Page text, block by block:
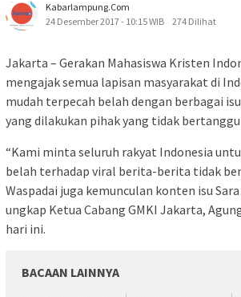
Kabarlampung.com
24 Desember 2017 - 10:15 WIB
274 Dilihat
Jakarta – Gerakan Mahasiswa Kristen
mengajak semua lapisan masyarakat di
mudah terpecah belah dengan berbagai
yang dilakukan pihak yang tidak
“Kami minta seluruh rakyat Indonesia
belah terhadap viral berita-berita tidak
Waspadai juga kemunculan konten isu
ungkap Ketua Cabang GMKI Jakarta,
hari ini.
BACAAN LAINNYA